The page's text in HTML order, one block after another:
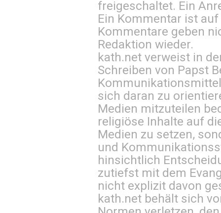
freigeschaltet. Ein
Ein Kommentar ist
Kommentare geben
Redaktion wieder.
kath.net verweist in
Schreiben von Papst
sich daran zu
Medien mitzuteilen
religiöse Inhalte auf
Medien zu setzen,
und
hinsichtlich
zutiefst mit dem
nicht explizit davon
kath.net behält sich